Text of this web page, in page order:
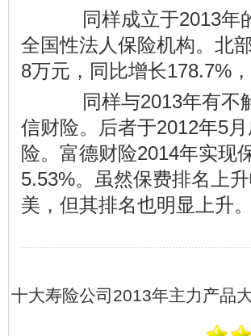
同样成立于2013年
全国性法人保险机构。北
8万元，同比增长178.7%
同样与2013年有不
信财险。后者于2012年5
险。富德财险2014年实现
5.53%。虽然保费排名上
美，但其排名也明显上升。
十大寿险公司2013年主力产品